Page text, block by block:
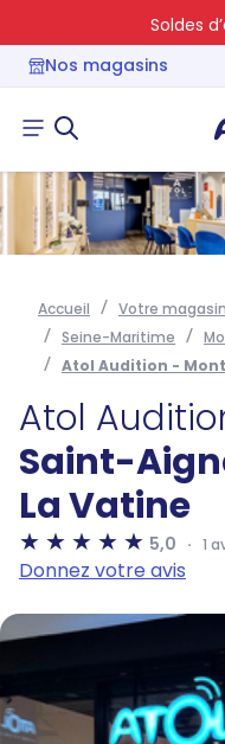
Soldes
Nos magasins
Accueil Votre
Seine-Maritime
Atol Audition -
Atol
Saint-
La Vatine
5,0 1
Donnez votre avis